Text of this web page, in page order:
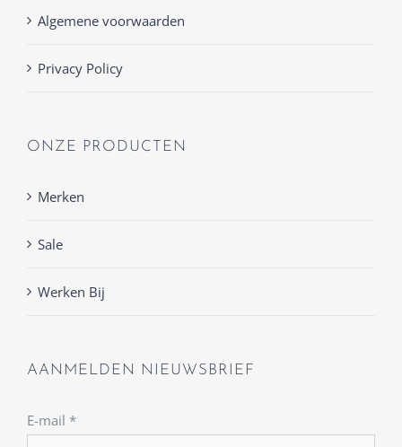
Algemene voorwaarden
Privacy Policy
ONZE PRODUCTEN
Merken
Sale
Werken Bij
AANMELDEN NIEUWSBRIEF
E-mail *